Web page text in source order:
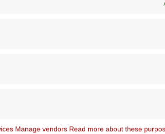
Manage vendors Read more about these
Articolo successivo